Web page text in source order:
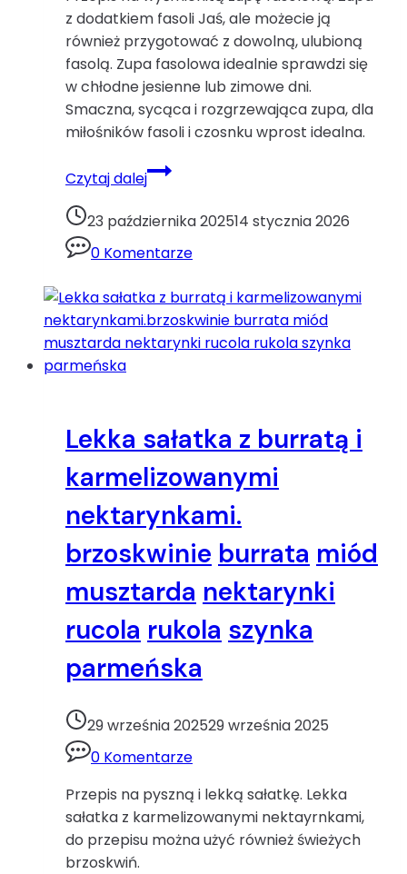
z dodatkiem fasoli Jaś, ale możecie ją
również przygotować z dowolną, ulubioną
fasolą. Zupa fasolowa idealnie sprawdzi się
w chłodne jesienne lub zimowe dni.
Smaczna, sycąca i rozgrzewająca zupa, dla
miłośników fasoli i czosnku wprost idealna.
Czytaj dalejZupa
fasolowa.boczek
fasola
zupa
23 października 202514 stycznia 2026
0 Komentarze
Lekka sałatka z burratą i
karmelizowanymi
nektarynkami.
brzoskwinie burrata miód
musztarda nektarynki
rucola rukola szynka
parmeńska
29 września 202529 września 2025
0 Komentarze
Przepis na pyszną i lekką sałatkę. Lekka
sałatka z karmelizowanymi nektayrnkami,
do przepisu można użyć również świeżych
brzoskwiń.